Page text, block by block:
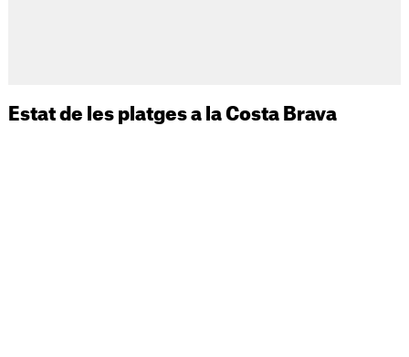
Estat de les platges a la Costa Brava